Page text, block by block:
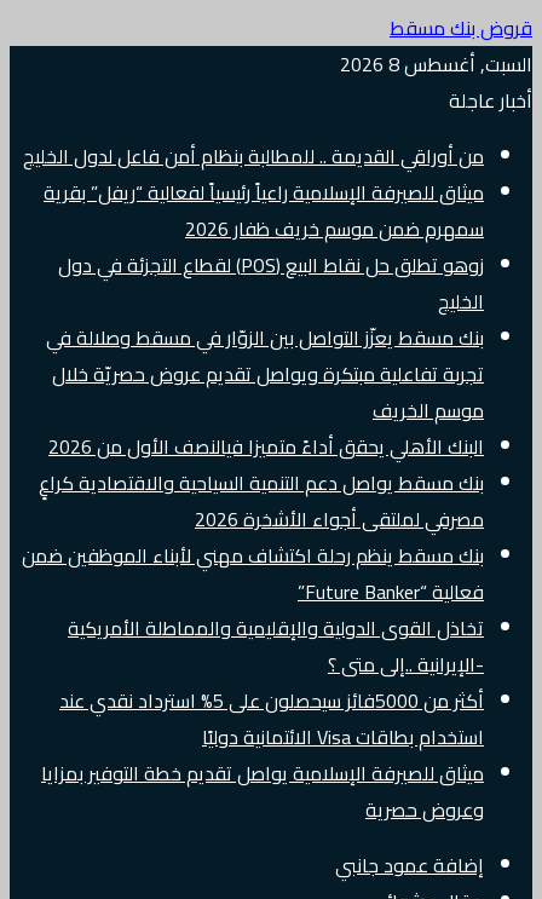
قروض بنك مسقط
السبت, أغسطس 8 2026
أخبار عاجلة
من أوراقي القديمة .. للمطالبة بنظام أمن فاعل لدول الخليج
ميثاق للصيرفة الإسلامية راعياً رئيسياً لفعالية “ريفل” بقرية
سمهرم ضمن موسم خريف ظفار 2026
زوهو تطلق حل نقاط البيع (POS) لقطاع التجزئة في دول
الخليج
بنك مسقط يعزّز التواصل بين الزوّار في مسقط وصلالة في
تجربة تفاعلية مبتكرة ويواصل تقديم عروض حصريّة خلال
موسم الخريف
البنك الأهلي يحقق أداءً متميزا فيالنصف الأول من 2026
بنك مسقط يواصل دعم التنمية السياحية والاقتصادية كراعٍ
مصرفي لملتقى أجواء الأشخرة 2026
بنك مسقط ينظم رحلة اكتشاف مهني لأبناء الموظفين ضمن
فعالية “Future Banker”
تخاذل القوى الدولية والإقليمية والمماطلة الأمريكية
-الإيرانية ..إلى متى ؟
أكثر من 5000فائز سيحصلون على 5% استرداد نقدي عند
استخدام بطاقات Visa الائتمانية دوليًا
ميثاق للصيرفة الإسلامية يواصل تقديم خطة التوفير بمزايا
وعروض حصرية
إضافة عمود جانبي